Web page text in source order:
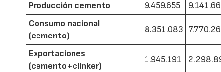
Producción cemento 9.459.655
Consumo nacional
(cemento)
8.351.083
Exportaciones
(cemento+clínker)
1.945.191